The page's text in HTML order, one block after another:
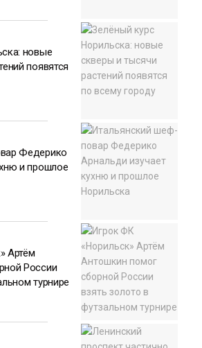
новые
появятся
Федерико
и прошлое
Артём
России
турнире